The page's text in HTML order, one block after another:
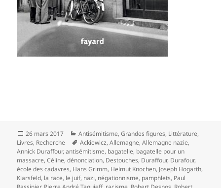
Publié
le
26 mars 2017 Catégories
Antisémitisme,Grandes figures, Littérature,
Livres, Recherche
Mots-
clés
Ackiewicz,Allemagne,Allemagne nazie,
Annick Duraffour,antisémitisme, bagatelle, bagatelle pour un
massacre,Céline,dénonciation, Destouches, Duraffour, Durafour,
école des cadavres, Hans Grimm, Helmut Knochen, Joseph Hogarth,
Klarsfeld, la race, le juif, nazi, négationnisme, pamphlets, Paul